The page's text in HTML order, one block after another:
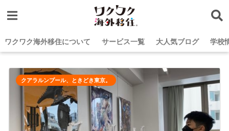
ワクワク海外移住について サービス一覧 大人気ブログ 学校
クアラルンプール、ときどき東京。